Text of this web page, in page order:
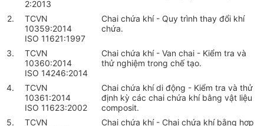
2:2013
2.
TCVN
10359:2014
ISO 11621:1997
Chai chứa khí - Quy trình thay đổi khí
chứa.
3.
TCVN
10360:2014
ISO 14246:2014
Chai chứa khí - Van chai - Kiểm tra và
thử nghiệm trong chế tạo.
4.
TCVN
10361:2014
ISO 11623:2002
Chai chứa khí di động - Kiểm tra và thử
định kỳ các chai chứa khí bằng vật liệu
composit.
5.
TCVN
Chai chứa khí - Chai chứa khí bằng hợp